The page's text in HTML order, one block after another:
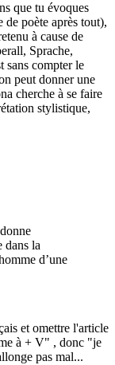
que tu évoques
poète après tout),
à cause de
Sprache,
sans compter le
peut donner une
cherche à se faire
stylistique,
dans la
d’une
et omettre l'article
à + V" , donc "je
pas mal...